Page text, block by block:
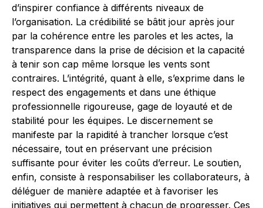
d’inspirer confiance à différents niveaux de
l’organisation. La crédibilité se bâtit jour après jour
par la cohérence entre les paroles et les actes, la
transparence dans la prise de décision et la capacité
à tenir son cap même lorsque les vents sont
contraires. L’intégrité, quant à elle, s’exprime dans le
respect des engagements et dans une éthique
professionnelle rigoureuse, gage de loyauté et de
stabilité pour les équipes. Le discernement se
manifeste par la rapidité à trancher lorsque c’est
nécessaire, tout en préservant une précision
suffisante pour éviter les coûts d’erreur. Le soutien,
enfin, consiste à responsabiliser les collaborateurs, à
déléguer de manière adaptée et à favoriser les
initiatives qui permettent à chacun de progresser. Ces